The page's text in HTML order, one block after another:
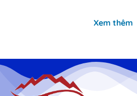
Xem thêm